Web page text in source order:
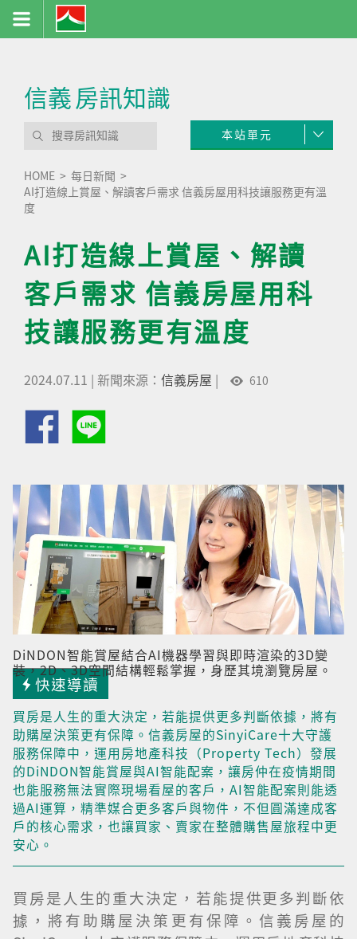
信義房訊知識
本站單元
HOME
每日新聞
AI打造線上賞屋、解讀客戶需求 信義房屋用科技讓服務更有溫
度
AI打造線上賞屋、解讀
客戶需求 信義房屋用科
技讓服務更有溫度
2024.07.11 | 新聞來源： 信義房屋 | 610
DiNDON智能賞屋結合AI機器學習與即時渲染的3D變
裝，2D、3D空間結構輕鬆掌握，身歷其境瀏覽房屋。
快速導讀
買房是人生的重大決定，若能提供更多判斷依據，將有
助購屋決策更有保障。信義房屋的SinyiCare十大守護
服務保障中，運用房地產科技（Property Tech）發展
的DiNDON智能賞屋與AI智能配案，讓房仲在疫情期間
也能服務無法實際現場看屋的客戶，AI智能配案則能透
過AI運算，精準媒合更多客戶與物件，不但圓滿達成客
戶的核心需求，也讓買家、賣家在整體購售屋旅程中更
安心。
買房是人生的重大決定，若能提供更多判斷依
據，將有助購屋決策更有保障。信義房屋的